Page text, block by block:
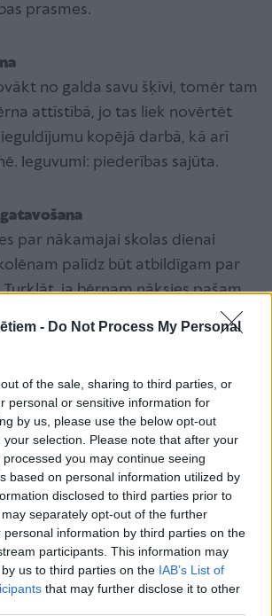
- Do Not Process My Personal
of the sale, sharing to third parties, or
personal or sensitive information for
by us, please use the below opt-out
selection. Please note that after your
you may continue seeing
based on personal information utilized by
disclosed to third parties prior to
separately opt-out of the further
personal information by third parties on the
participants. This information may
us to third parties on the IAB’s List of
that may further disclose it to other
prasmes.
no galda savu šķīvi, tomēr tam
attīstībā, jo tas liek novērtēt
kopējā darbā, kā arī
Ieguvumi: piederības sajūta.
par nākamajai skolas dienai
palīdz būt atbildīgam par
ja bērnam nāksies pašam
tas var sniegt mācību (dažreiz
Ieguvumi: patstāvība,
(mantu sakārtošana, gultas
uzturēšana) bērnam palīdz uztvert
kurā viņš pats ir kungs un
arī veids, kā iemācīt, ka tīrība un
un labu noskaņojumu. Ieguvumi: